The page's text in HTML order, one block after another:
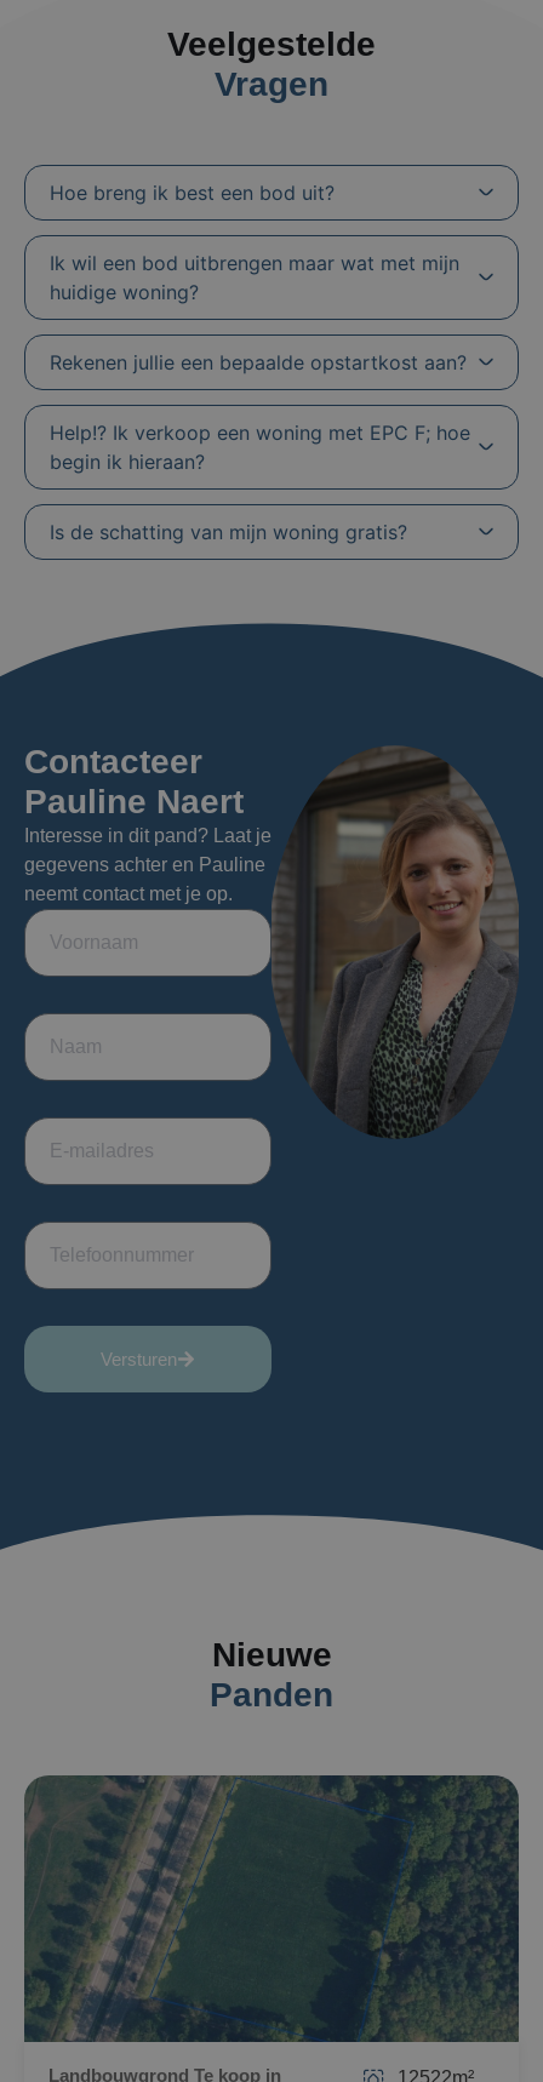
Veelgestelde
Vragen
Hoe breng ik best een bod uit?
Ik wil een bod uitbrengen maar wat met mijn
huidige woning?
Rekenen jullie een bepaalde opstartkost aan?
Help!? Ik verkoop een woning met EPC F; hoe
begin ik hieraan?
Is de schatting van mijn woning gratis?
Contacteer
Pauline Naert
Interesse in dit pand? Laat je
gegevens achter en Pauline
neemt contact met je op.
Versturen
Nieuwe
Panden
Landbouwgrond Te koop in
12522m²